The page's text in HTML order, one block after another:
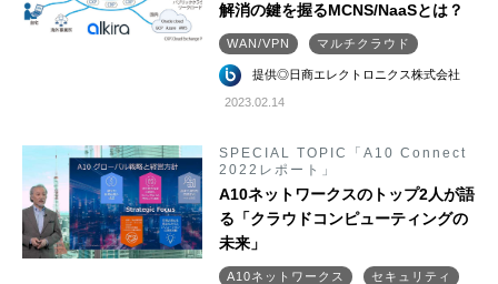
解消の鍵を握るMCNS/NaaSとは？
WAN/VPN マルチクラウド
提供◎日商エレクトロニクス株式会社
2023.02.14
SPECIAL TOPIC「A10 Connect
2022レポート」
A10ネットワークスのトップ2人が語
る「クラウドコンピューティングの
未来」
A10ネットワークス
セキュリティ